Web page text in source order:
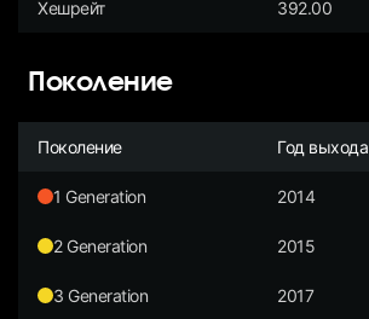
Хешрейт 392.00
Поколение
Поколение Год выхода
1 Generation 2014
2 Generation 2015
3 Generation 2017